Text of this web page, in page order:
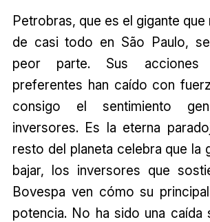
Petrobras, que es el gigante que
de casi todo en São Paulo,
peor parte. Sus acciones
preferentes han caído con
consigo el sentimiento
inversores. Es la eterna
resto del planeta celebra que la
bajar, los inversores que
Bovespa ven cómo su
potencia. No ha sido una caída